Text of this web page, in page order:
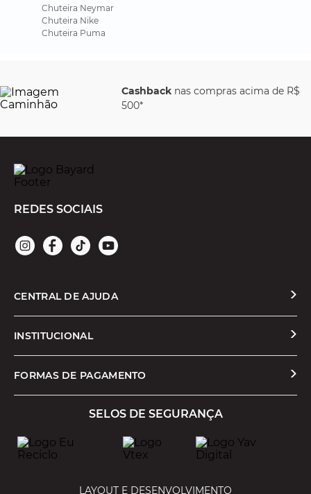
Chuteira Neymar
Chuteira Nike
Chuteira Puma
Cashbacknas compras acima de R$
500*
REDES SOCIAIS
CENTRAL DE AJUDA
Solicitar Troca ou Devolução
Formas de Pagamento
Cashback
INSTITUCIONAL
Quem Somos
Trabalhe Conosco
FORMAS DE PAGAMENTO
SELOS DE SEGURANÇA
LAYOUT E DESENVOLVIMENTO